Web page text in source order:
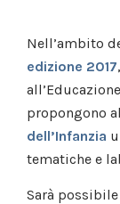
Nell’ambito
edizione 2017
propongono
dell’Infanzia
tematiche e
Sarà